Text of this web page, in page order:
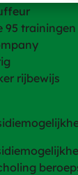
95 trainingen
rijbewijs